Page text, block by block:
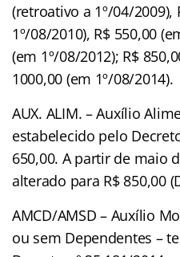
(retroativo a 1º/04/2009),
1º/08/2010), R$ 550,00
(em 1º/08/2012); R$
1000,00 (em 1º/08/2014).
AUX. ALIM. – Auxílio
estabelecido pelo
650,00. A partir de maio
alterado para R$ 850,00
AMCD/AMSD – Auxílio
ou sem Dependentes –